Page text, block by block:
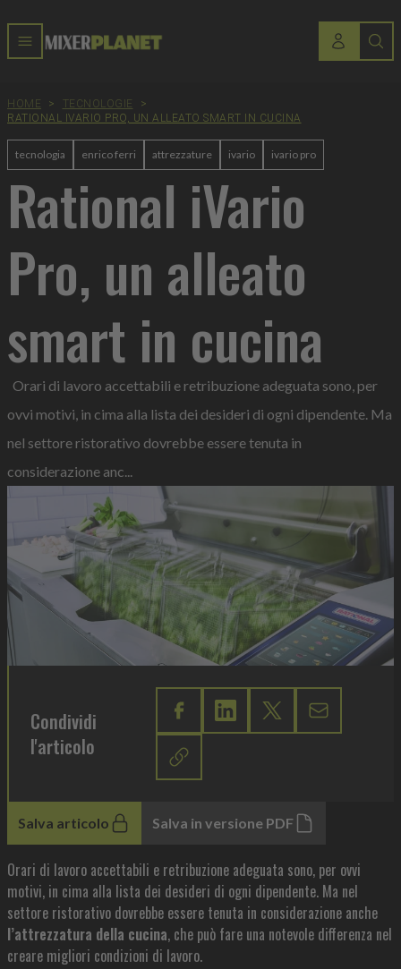
HOME > TECNOLOGIE
>
RATIONAL IVARIO PRO, UN ALLEATO SMART IN CUCINA
tecnologia enrico ferri attrezzature ivario ivario pro
Rational iVario
Pro, un alleato
smart in cucina
Orari di lavoro accettabili e retribuzione adeguata sono, per
ovvi motivi, in cima alla lista dei desideri di ogni dipendente. Ma
nel settore ristorativo dovrebbe essere tenuta in
considerazione anc...
Condividi
l'articolo
Salva articolo Salva in versione PDF
Orari di lavoro accettabili e retribuzione adeguata sono, per ovvi
motivi, in cima alla lista dei desideri di ogni dipendente. Ma nel
settore ristorativo dovrebbe essere tenuta in considerazione anche
l’attrezzatura della cucina, che può fare una notevole differenza nel
creare migliori condizioni di lavoro.